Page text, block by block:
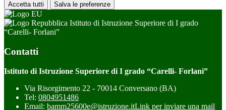
Accetta tutti Salva le preferenze
Istituto di Istruzione Superiore di I grado
“Carelli- Forlani”
Contatti
Istituto di Istruzione Superiore di I grado “Carelli- Forlani”
Via Risorgimento 22 - 70014 Conversano (BA)
Tel: 0804951486
Email: bamm25600e@istruzione.itLink per inviare una mail